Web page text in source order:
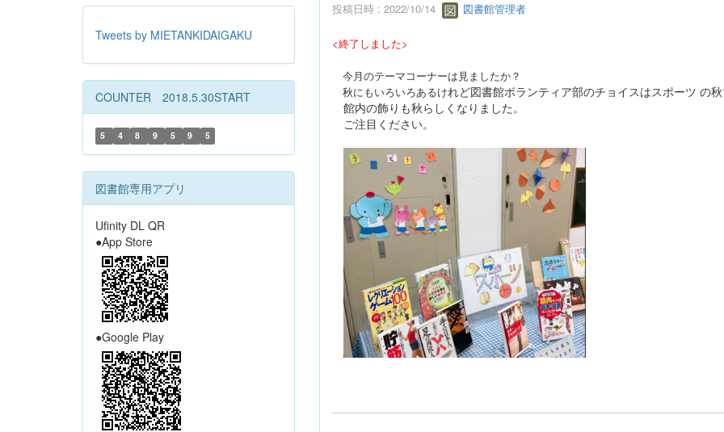
投稿日時 : 2022/10/14 図書館管理者
<終了しました>
今月のテーマコーナーは見ましたか？
秋にもいろいろあるけれど図書館ボランティア部のチョイスはスポーツ の
館内の飾りも秋らしくなりました。
ご注目ください。
Tweets by MIETANKIDAIGAKU
COUNTER 2018.5.30START
5 4 8 9 5 9 5
図書館専用アプリ
Ufinity DL QR
●App Store
●Google Play